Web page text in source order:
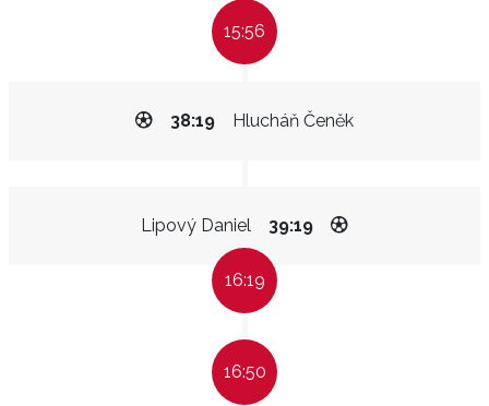
15:56
Hlucháň Čeněk
38:19
Lipový Daniel 39:19
16:19
16:50